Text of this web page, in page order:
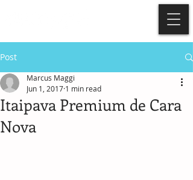
Post
Itaipava Premium de Cara
Nova
Marcus Maggi
Jun 1, 2017 1 min read